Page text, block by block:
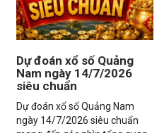
Dự đoán xổ số Quảng
Nam ngày 14/7/2026
siêu chuẩn
Dự đoán xổ số Quảng Nam
ngày 14/7/2026 siêu chuẩn